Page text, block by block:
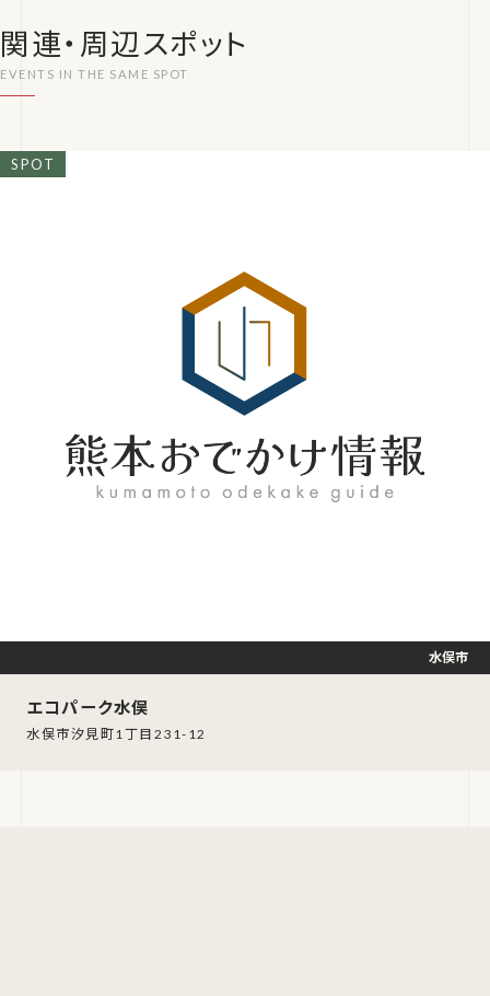
関連・周辺スポット
エコパーク水俣
水俣市汐見町1丁目231-12
水俣市